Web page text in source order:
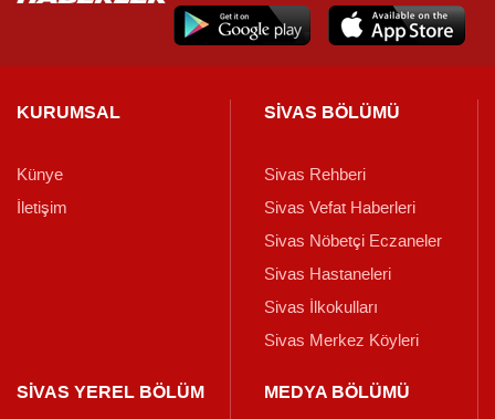
KURUMSAL
Künye
İletişim
SİVAS BÖLÜMÜ
Sivas Rehberi
Sivas Vefat Haberleri
Sivas Nöbetçi Eczaneler
Sivas Hastaneleri
Sivas İlkokulları
Sivas Merkez Köyleri
SİVAS YEREL BÖLÜM MEDYA BÖLÜMÜ